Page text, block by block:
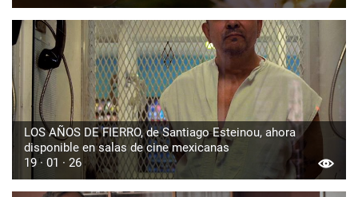
LOS AÑOS DE FIERRO, de Santiago Esteinou, ahora
disponible en salas de cine mexicanas
19 · 01 · 26